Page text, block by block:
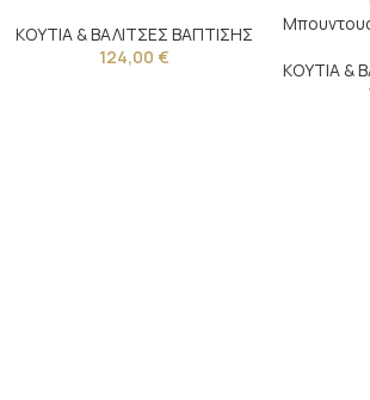
ΚΟΥΤΙΑ & ΒΑΛΙΤΣΕΣ ΒΑΠΤΙΣΗΣ
124,00 €
ΚΟΥΤΙΑ &